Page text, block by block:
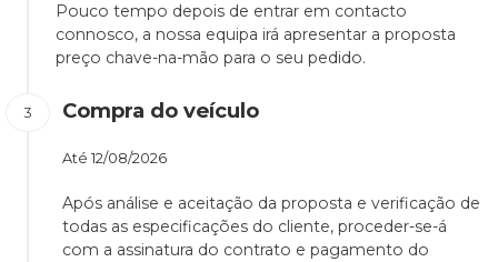
Pouco tempo depois de entrar em contacto
connosco, a nossa equipa irá apresentar a proposta
preço chave-na-mão para o seu pedido.
Compra do veículo
Até 12/08/2026
Após análise e aceitação da proposta e verificação de
todas as especificações do cliente, proceder-se-á
com a assinatura do contrato e pagamento do